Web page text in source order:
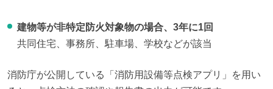
建物等が非特定防火対象物の場合、3年に1回
共同住宅、事務所、駐車場、学校などが該当
消防庁が公開している「消防用設備等点検アプリ」を用い